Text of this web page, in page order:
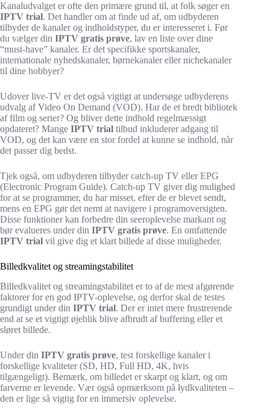
Kanaludvalget er ofte den primære grund til, at folk søger en
IPTV trial. Det handler om at finde ud af, om udbyderen
tilbyder de kanaler og indholdstyper, du er interesseret i. Før
du vælger din IPTV gratis prøve, lav en liste over dine
“must-have” kanaler. Er det specifikke sportskanaler,
internationale nyhedskanaler, børnekanaler eller nichekanaler
til dine hobbyer?
Udover live-TV er det også vigtigt at undersøge udbyderens
udvalg af Video On Demand (VOD). Har de et bredt bibliotek
af film og serier? Og bliver dette indhold regelmæssigt
opdateret? Mange IPTV trial tilbud inkluderer adgang til
VOD, og det kan være en stor fordel at kunne se indhold, når
det passer dig bedst.
Tjek også, om udbyderen tilbyder catch-up TV eller EPG
(Electronic Program Guide). Catch-up TV giver dig mulighed
for at se programmer, du har misset, efter de er blevet sendt,
mens en EPG gør det nemt at navigere i programoversigten.
Disse funktioner kan forbedre din seeroplevelse markant og
bør evalueres under din IPTV gratis prøve. En omfattende
IPTV trial vil give dig et klart billede af disse muligheder.
Billedkvalitet og streamingstabilitet
Billedkvalitet og streamingstabilitet er to af de mest afgørende
faktorer for en god IPTV-oplevelse, og derfor skal de testes
grundigt under din IPTV trial. Der er intet mere frustrerende
end at se et vigtigt øjeblik blive afbrudt af buffering eller et
sløret billede.
Under din IPTV gratis prøve, test forskellige kanaler i
forskellige kvaliteter (SD, HD, Full HD, 4K, hvis
tilgængeligt). Bemærk, om billedet er skarpt og klart, og om
farverne er levende. Vær også opmærksom på lydkvaliteten –
den er lige så vigtig for en immersiv oplevelse.